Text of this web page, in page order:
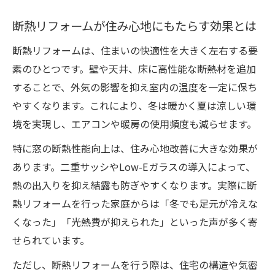
響
快適な住み心地を叶えるリフォーム成功事
例
リフォーム後の満足度を高める工夫と工事
内容
断熱リフォームが住み心地にもたらす効果とは
断熱リフォームは、住まいの快適性を大きく左右する要
素のひとつです。壁や天井、床に高性能な断熱材を追加
することで、外気の影響を抑え室内の温度を一定に保ち
やすくなります。これにより、冬は暖かく夏は涼しい環
境を実現し、エアコンや暖房の使用頻度も減らせます。
特に窓の断熱性能向上は、住み心地改善に大きな効果が
あります。二重サッシやLow-Eガラスの導入によって、
熱の出入りを抑え結露も防ぎやすくなります。実際に断
熱リフォームを行った家庭からは「冬でも足元が冷えな
くなった」「光熱費が抑えられた」といった声が多く寄
せられています。
ただし、断熱リフォームを行う際は、住宅の構造や気密